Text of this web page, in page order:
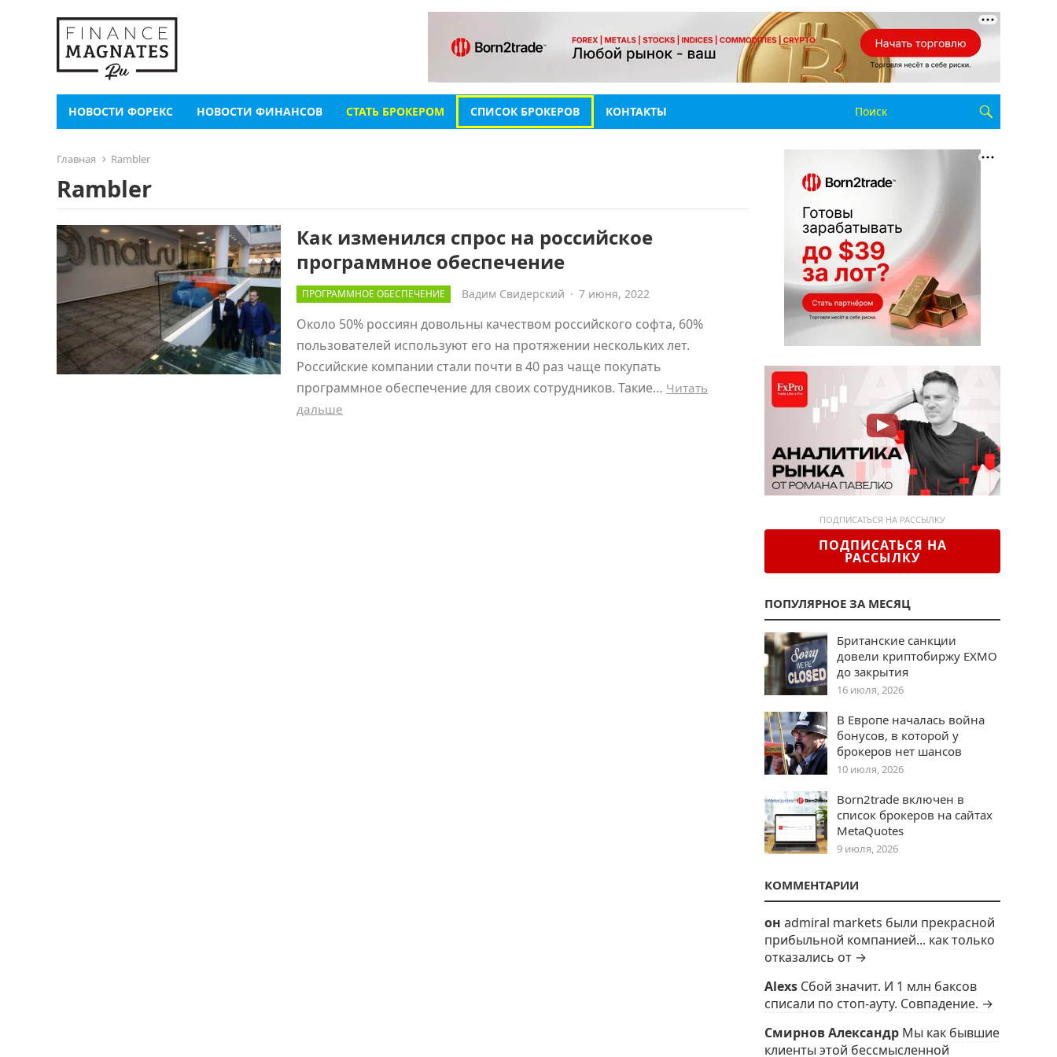
НОВОСТИ ФОРЕКС НОВОСТИ ФИНАНСОВ СТАТЬ БРОКЕРОМ СПИСОК БРОКЕРОВ КОНТАКТЫ
Главная Rambler
Rambler
Как изменился спрос на российское
программное обеспечение
ПРОГРАММНОЕ ОБЕСПЕЧЕНИЕ Вадим Свидерский · 7 июня, 2022
Около 50% россиян довольны качеством российского софта, 60%
пользователей используют его на протяжении нескольких лет.
Российские компании стали почти в 40 раз чаще покупать
программное обеспечение для своих сотрудников. Такие… Читать
дальше
ПОДПИСАТЬСЯ НА РАССЫЛКУ
ПОДПИСАТЬСЯ НА
РАССЫЛКУ
ПОПУЛЯРНОЕ ЗА МЕСЯЦ
Британские санкции
довели криптобиржу EXMO
до закрытия
16 июля, 2026
В Европе началась война
бонусов, в которой у
брокеров нет шансов
10 июля, 2026
Born2trade включен в
список брокеров на сайтах
MetaQuotes
9 июля, 2026
КОММЕНТАРИИ
он admiral markets были прекрасной
прибыльной компанией... как только
отказались от →
Alexs Сбой значит. И 1 млн баксов
списали по стоп-ауту. Совпадение. →
Смирнов Александр Мы как бывшие
клиенты этой бессмысленной